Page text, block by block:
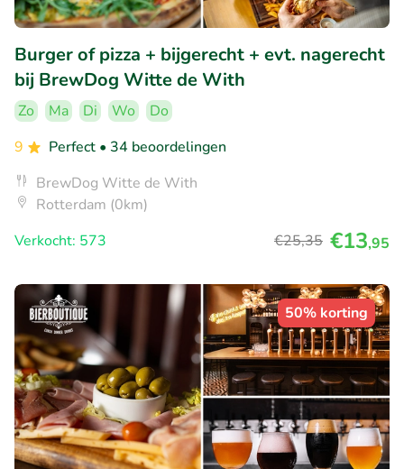
Burger of pizza + bijgerecht + evt. nagerecht
bij BrewDog Witte de With
Zo Ma Di Wo
Do
9
Perfect • 34 beoordelingen
BrewDog Witte de With
Rotterdam (0km)
Verkocht: 573
€25,35 €13,95
50% korting